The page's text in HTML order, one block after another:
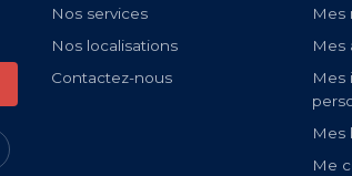
Nos services
Nos localisations
Contactez-nous
Mes
Mes
Mes
Mes
Me